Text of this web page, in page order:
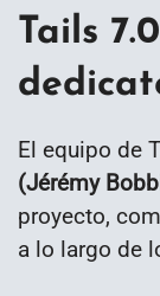
Tails
El equipo de
(Jérémy
proyecto,
a lo largo de